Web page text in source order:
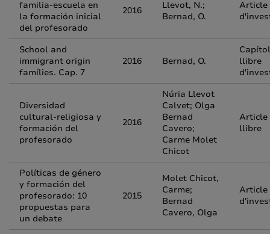
familia-escuela en
la formación inicial
del profesorado
2016
Llevot, N.;
Bernad, O.
Article
School and
immigrant origin
famílies. Cap. 7
2016 Bernad, O.
llibre
Diversidad
cultural-religiosa y
formación del
profesorado
2016
Núria Llevot
Calvet; Olga
Bernad
Cavero;
Carme Molet
Chicot
Article
llibre
Políticas de género
y formación del
profesorado: 10
propuestas para
un debate
2015
Molet Chicot,
Carme;
Bernad
Cavero, Olga
Article